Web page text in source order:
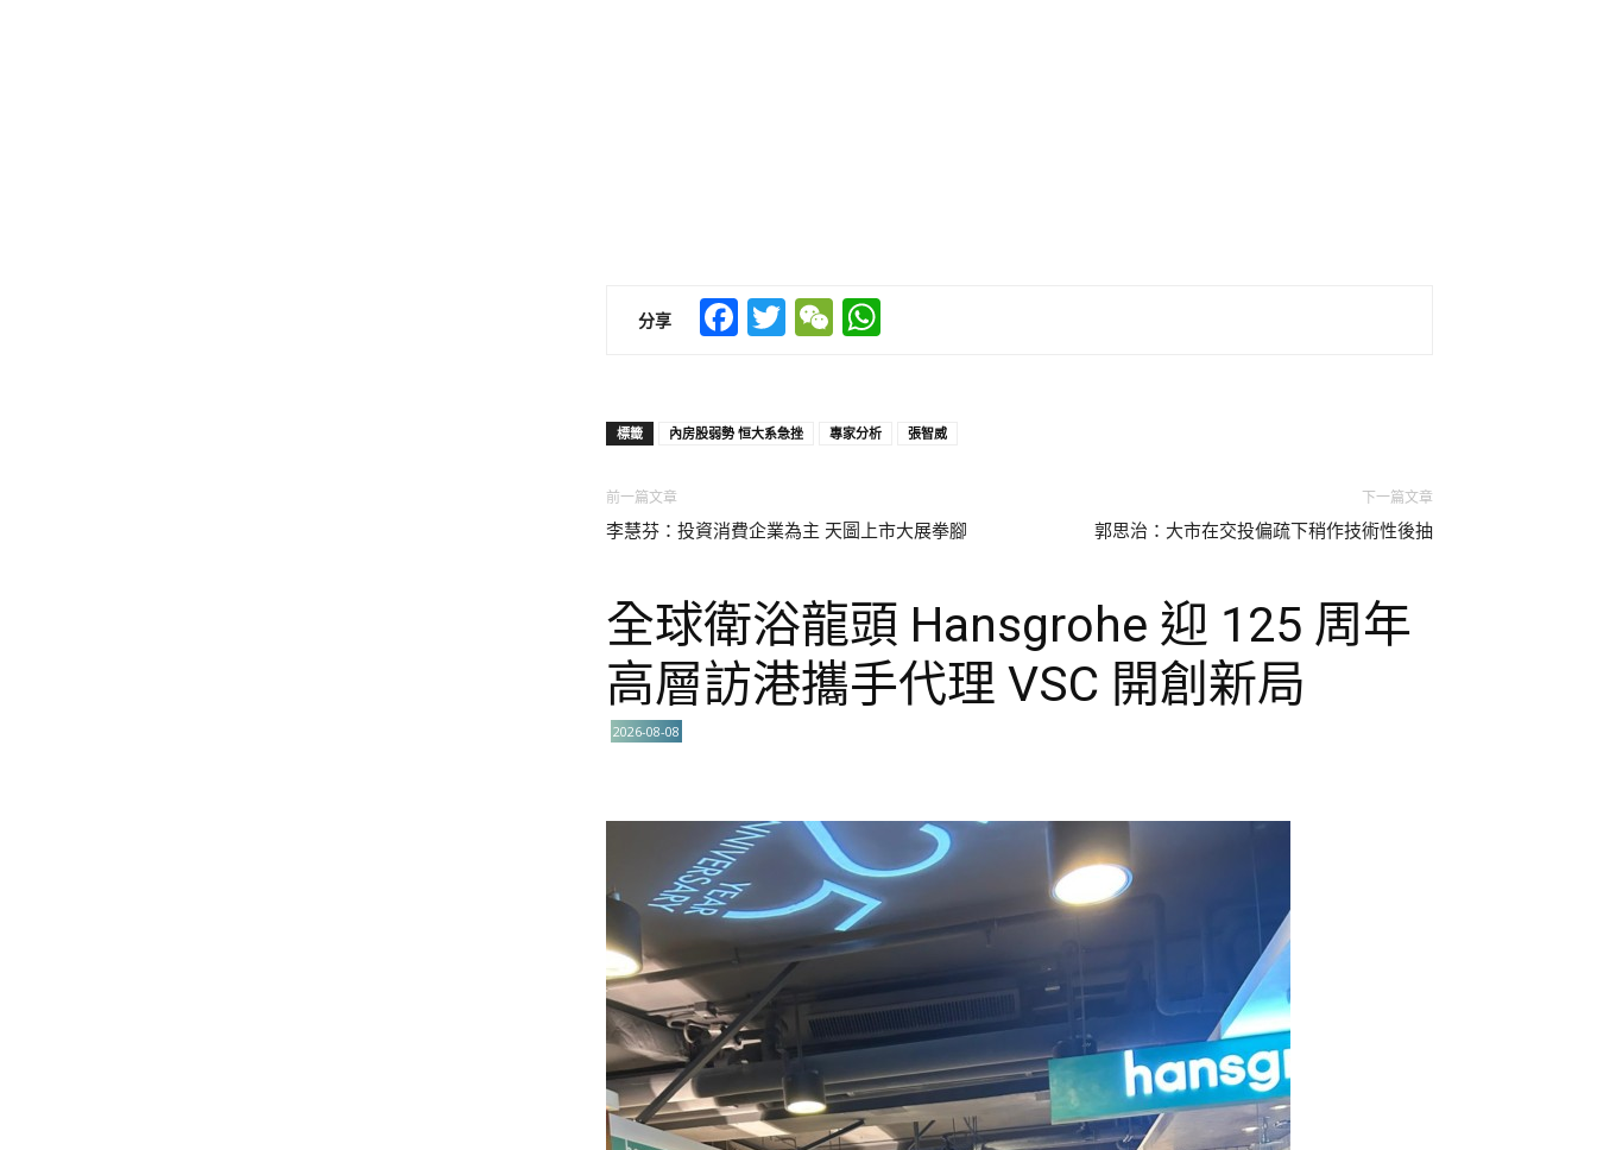
分享 Facebook
TwitterWeChat
標籤 內房股弱勢 恒大系急挫 專家分析 張智威
前一篇文章
李慧芬：投資消費企業為主 天圖上市大展拳腳
下一篇文章
郭思治：大市在交投偏疏下稍作技術性後抽
全球衛浴龍頭 Hansgrohe 迎 125 周年
高層訪港攜手代理 VSC 開創新局
2026-08-08